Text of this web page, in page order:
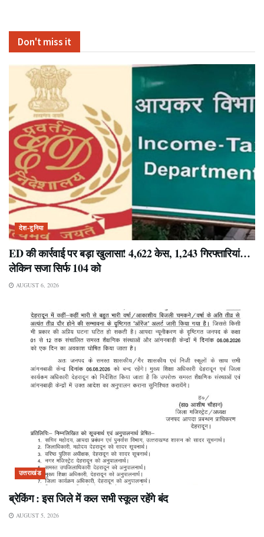
Don't miss it
देश-दुनिया
ED की कार्रवाई पर बड़ा खुलासा! 4,622 केस, 1,243 गिरफ्तारियां…
लेकिन सजा सिर्फ 104 को
AUGUST 6, 2026
उत्तराखंड
ब्रेकिंग : इस जिले में कल सभी स्कूल रहेंगे बंद
AUGUST 5, 2026